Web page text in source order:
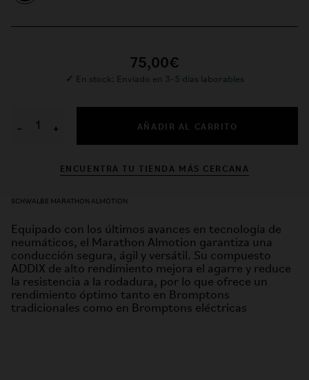
75,00€
✓ En stock: Enviado en 3-5 días laborables
− + AÑADIR AL CARRITO
ENCUENTRA TU TIENDA MÁS CERCANA
SCHWALBE MARATHON ALMOTION
Equipado con los últimos avances en tecnología de
neumáticos, el Marathon Almotion garantiza una
conducción segura, ágil y versátil. Su compuesto
ADDIX de alto rendimiento mejora el agarre y reduce
la resistencia a la rodadura, por lo que ofrece un
rendimiento óptimo tanto en Bromptons
tradicionales como en Bromptons eléctricas